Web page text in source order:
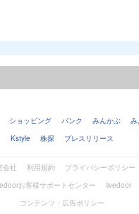
ショッピング バンク みんかぶ
Kstyle
株探 プレスリリース
会社 利用規約
プライバシーポリシー
お客様サポートセンター
livedoor
コンテンツ・広告ポリシー